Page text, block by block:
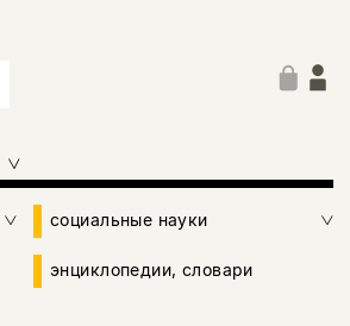
социальные науки
энциклопедии, словари